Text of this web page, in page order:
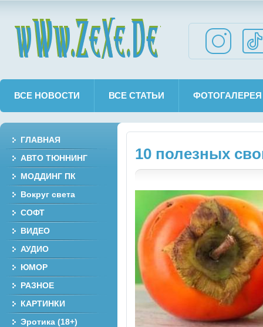
ВСЕ НОВОСТИ ВСЕ СТАТЬИ ФОТОГАЛЕРЕЯ
10 полезных
ГЛАВНАЯ
АВТО ТЮННИНГ
МОДДИНГ ПК
Вокруг света
СОФТ
ВИДЕО
АУДИО
ЮМОР
РАЗНОЕ
КАРТИНКИ
Эротика (18+)